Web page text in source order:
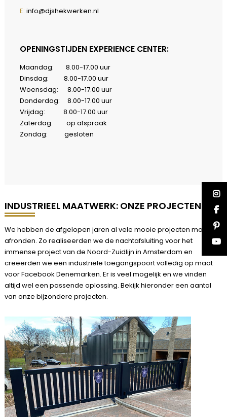
E: info@djshekwerken.nl
OPENINGSTIJDEN EXPERIENCE CENTER:
Maandag: 8.00-17.00 uur
Dinsdag: 8.00-17.00 uur
Woensdag: 8.00-17.00 uur
Donderdag: 8.00-17.00 uur
Vrijdag: 8.00-17.00 uur
Zaterdag: op afspraak
Zondag: gesloten
INDUSTRIEEL MAATWERK: ONZE PROJECTEN
We hebben de afgelopen jaren al vele mooie projecten mogen
afronden. Zo realiseerden we de nachtafsluiting voor het
immense project van de Noord-Zuidlijn in Amsterdam en
creëerden we een industriële toegangspoort volledig op maat
voor Facebook Denemarken. Er is veel mogelijk en we vinden
altijd wel een passende oplossing. Bekijk hieronder een aantal
van onze bijzondere projecten.